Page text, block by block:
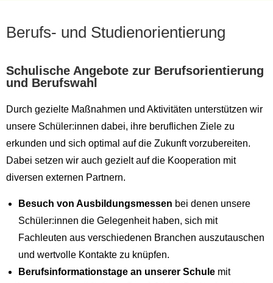
Berufs- und Studienorientierung
Schulische Angebote zur Berufsorientierung
und Berufswahl
Durch gezielte Maßnahmen und Aktivitäten unterstützen wir
unsere Schüler:innen dabei, ihre beruflichen Ziele zu
erkunden und sich optimal auf die Zukunft vorzubereiten.
Dabei setzen wir auch gezielt auf die Kooperation mit
diversen externen Partnern.
Besuch von Ausbildungsmessen bei denen unsere
Schüler:innen die Gelegenheit haben, sich mit
Fachleuten aus verschiedenen Branchen auszutauschen
und wertvolle Kontakte zu knüpfen.
Berufsinformationstage an unserer Schule mit